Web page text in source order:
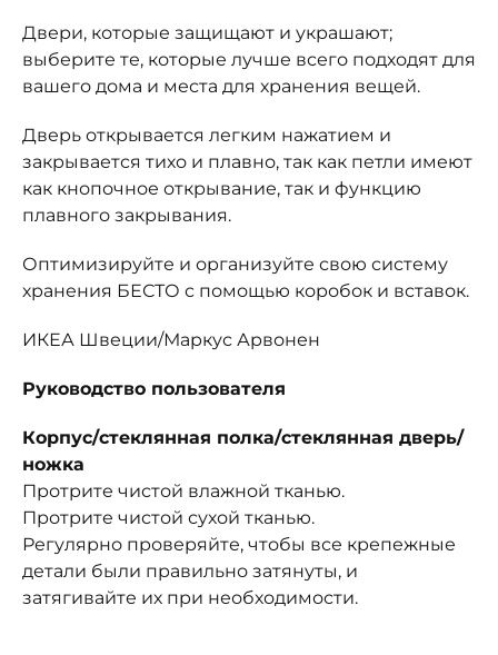
Двери, которые защищают и украшают;
выберите те, которые лучше всего подходят для
вашего дома и места для хранения вещей.
Дверь открывается легким нажатием и
закрывается тихо и плавно, так как петли имеют
как кнопочное открывание, так и функцию
плавного закрывания.
Оптимизируйте и организуйте свою систему
хранения БЕСТО с помощью коробок и вставок.
ИКЕА Швеции/Маркус Арвонен
Руководство пользователя
Корпус/стеклянная полка/стеклянная дверь/
ножка
Протрите чистой влажной тканью.
Протрите чистой сухой тканью.
Регулярно проверяйте, чтобы все крепежные
детали были правильно затянуты, и
затягивайте их при необходимости.